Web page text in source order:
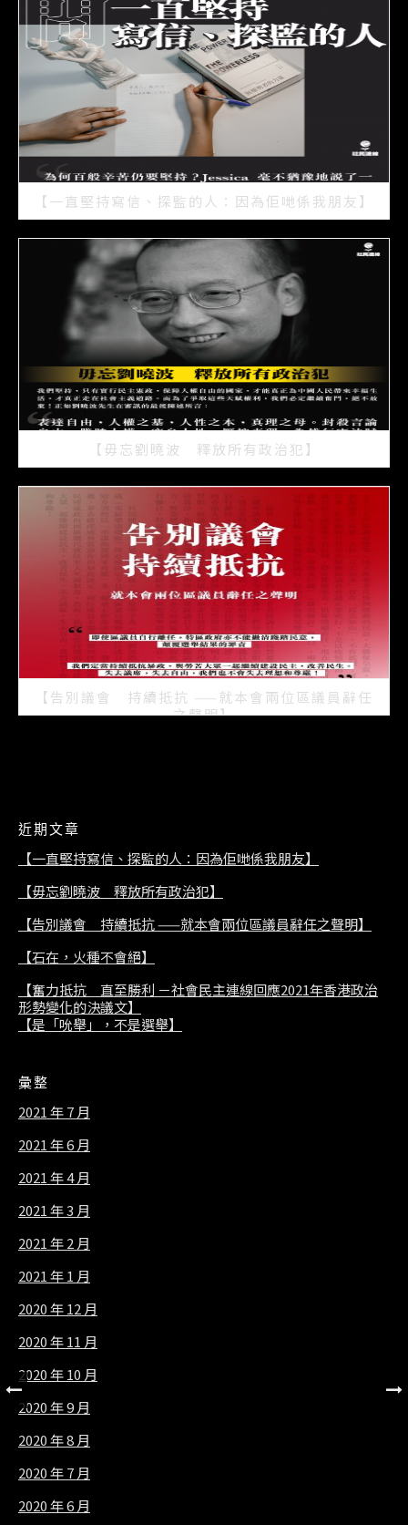
【一直堅持寫信、探監的人：因為佢哋係我朋友】
2021/07/15
【毋忘劉曉波 釋放所有政治犯】
【告別議會 持續抵抗 ——就本會兩位區議員辭任
之聲明】
近期文章
【一直堅持寫信、探監的人：因為佢哋係我朋友】
【毋忘劉曉波 釋放所有政治犯】
【告別議會 持續抵抗 ——就本會兩位區議員辭任之聲明】
【石在，火種不會絕】
【奮力抵抗 直至勝利 －社會民主連線回應2021年香港政治
形勢變化的決議文】
【是「吮舉」，不是選舉】
彙整
2021 年 7 月
2021 年 6 月
2021 年 4 月
2021 年 3 月
2021 年 2 月
2021 年 1 月
2020 年 12 月
2020 年 11 月
2020 年 10 月
2020 年 9 月
2020 年 8 月
2020 年 7 月
2020 年 6 月